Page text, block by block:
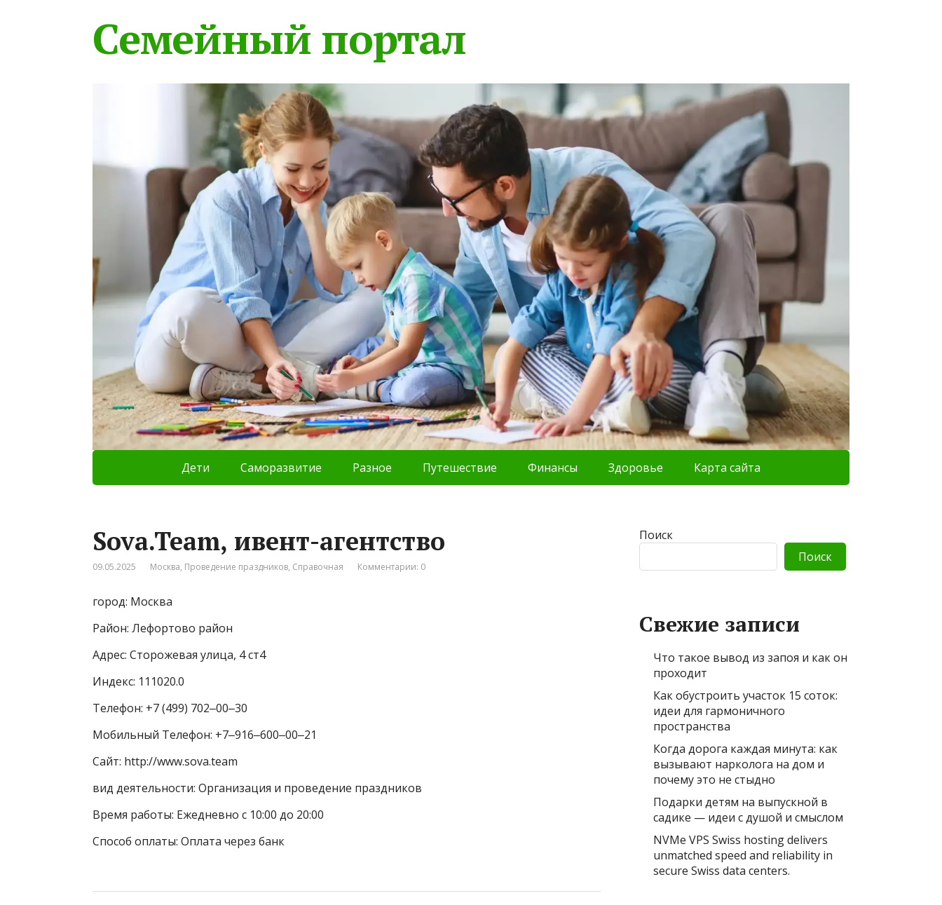
Семейный портал
Дети Саморазвитие Разное Путешествие Финансы Здоровье Карта сайта
Sova.Team, ивент-агентство
09.05.2025 Москва, Проведение праздников, Справочная Комментарии: 0
город: Москва
Район: Лефортово район
Адрес: Сторожевая улица, 4 ст4
Индекс: 111020.0
Телефон: +7 (499) 702‒00‒30
Мобильный Телефон: +7‒916‒600‒00‒21
Сайт: http://www.sova.team
вид деятельности: Организация и проведение праздников
Время работы: Ежедневно с 10:00 до 20:00
Способ оплаты: Оплата через банк
Поиск
Поиск
Свежие записи
Что такое вывод из запоя и как он
проходит
Как обустроить участок 15 соток:
идеи для гармоничного
пространства
Когда дорога каждая минута: как
вызывают нарколога на дом и
почему это не стыдно
Подарки детям на выпускной в
садике — идеи с душой и смыслом
NVMe VPS Swiss hosting delivers
unmatched speed and reliability in
secure Swiss data centers.